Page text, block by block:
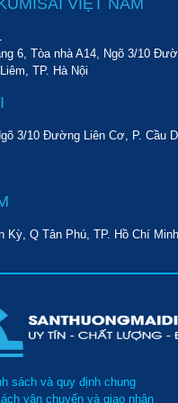
vệ sinh tại từng khu vực để
hợp.
năng làm sạch nhanh
bướm Palada PD2A
tượng cùng mức giá siêu
đầu tư Palada PD2A cho
VIỆT NAM
6, Tòa nhà A14, Ngõ 3/10
TP. Hà Nội
3/10 Đường Liên Cơ, P. Cầu
Kỳ, Q Tân Phú, TP. Hồ Chí Minh
sách và quy định chung
vận chuyển và giao nhận